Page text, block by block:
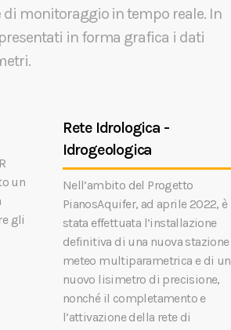
monitoraggio in tempo reale. In
in forma grafica i dati
un
gli
Rete Idrologica -
Idrogeologica
Nell’ambito del Progetto
PianosAquifer, ad aprile 2022, è
stata effettuata l’installazione
definitiva di una nuova stazione
meteo multiparametrica e di un
nuovo lisimetro di precisione,
nonché il completamento e
l’attivazione della rete di